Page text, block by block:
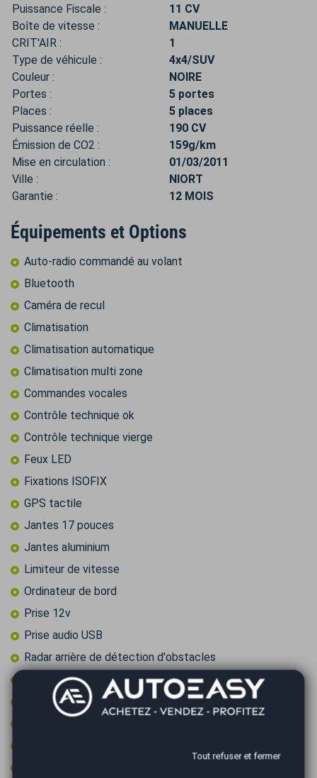
Puissance Fiscale :
11 CV
Boîte de vitesse :
MANUELLE
CRIT'AIR :
1
Type de véhicule :
4x4/SUV
Couleur :
NOIRE
Portes :
5 portes
Places :
5 places
Puissance réelle :
190 CV
Émission de CO2 :
159g/km
Mise en circulation :
01/03/2011
Ville :
NIORT
Garantie :
12 MOIS
Équipements et Options
Auto-radio commandé au volant
Bluetooth
Caméra de recul
Climatisation
Climatisation automatique
Climatisation multi zone
Commandes vocales
Contrôle technique ok
Contrôle technique vierge
Feux LED
Fixations ISOFIX
GPS tactile
Jantes 17 pouces
Jantes aluminium
Limiteur de vitesse
Ordinateur de bord
Prise 12v
Prise audio USB
Radar arrière de détection d'obstacles
Régulateur de vitesse
Rétroviseurs électriques
Tout refuser et fermer